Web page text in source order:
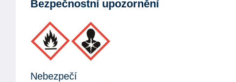
Bezpečnostní upozornění
Nebezpečí